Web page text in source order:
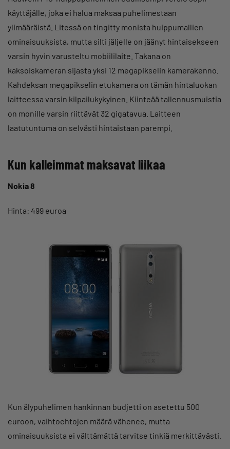
käyttäjälle, joka ei halua maksaa puhelimestaan
ylimääräistä. Litessä on tingitty monista huippumallien
ominaisuuksista, mutta silti jäljelle on jäänyt hintaisekseen
varsin hyvin varusteltu mobiililaite. Takana on
kaksoiskameran sijasta yksi 12 megapikselin kamerakenno.
Kahdeksan megapikselin etukamera on tämän hintaluokan
laitteessa varsin kilpailukykyinen. Kiinteää tallennusmuistia
on monille varsin riittävät 32 gigatavua. Laitteen
laatutuntuma on selvästi hintaistaan parempi.
Kun kalleimmat maksavat liikaa
Nokia 8
Hinta: 499 euroa
Kun älypuhelimen hankinnan budjetti on asetettu 500
euroon, vaihtoehtojen määrä vähenee, mutta
ominaisuuksista ei välttämättä tarvitse tinkiä merkittävästi.